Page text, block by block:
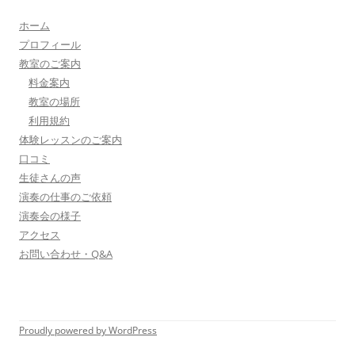
で、お父さんの様な存在です！
詳しく見る・・・
▼もっと詳しく・・・▼
ホーム
プロフィール
教室のご案内
料金案内
教室の場所
利用規約
体験レッスンのご案内
口コミ
生徒さんの声
演奏の仕事のご依頼
演奏会の様子
アクセス
お問い合わせ・Q&A
Proudly powered by WordPress